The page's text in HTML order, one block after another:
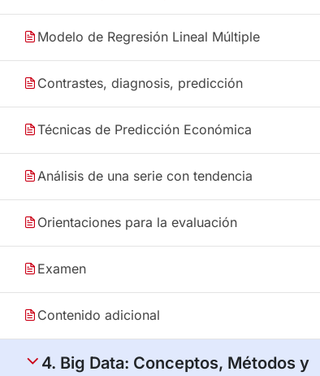
Modelo de Regresión Lineal Múltiple
Contrastes, diagnosis, predicción
Técnicas de Predicción Económica
Análisis de una serie con tendencia
Orientaciones para la evaluación
Examen
Contenido adicional
4. Big Data: Conceptos, Métodos y